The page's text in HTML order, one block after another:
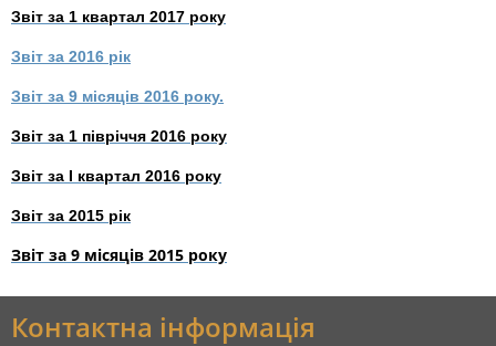
Звіт за 1 квартал 2017 року
Звіт за 2016 рік
Звіт за 9 місяців 2016 року.
Звіт за 1 півріччя 2016 року
Звіт за І квартал 2016 року
Звіт за 2015 рік
Звіт за 9 місяців 2015 року
Контактна інформація